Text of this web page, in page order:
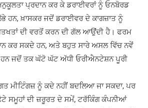
ਪ੍ਰਦਾਨ ਕਰ ਕੇ ਡਰਾਈਵਰਾਂ ਨੂੰ ਓਨਬੋਰਡ
ਹਨ, ਖ਼ਾਸਕਰ ਜਦੋਂ ਡਰਾਈਵਰ ਦੇ ਕਾਗਜ਼ਾਤ ਨੂੰ
ਦੀ ਵਰਤੋਂ ਕਰਨ ਦੀ ਗੱਲ ਆਉਂਦੀ ਹੈ। ਫਰਮ
ਕਰ ਸਕਦੇ ਹਨ, ਅਤੇ ਬਹੁਤ ਸਾਰੇ ਅਸਲ ਵਿੱਚ ਨਵੇਂ
ਜਦੋਂ ਤਕ ਘੱਟੋ ਘੱਟ ਅੱਧੀ ਓਰੀਐਨਟੇਸ਼ਨ ਪੂਰੀ
ਮੀਟਿੰਗਜ਼ ਨੂੰ ਕਦੇ ਨਹੀਂ ਬਦਲਿਆ ਜਾ ਸਕਦਾ, ਪਰ
ਸਮੂਹਾਂ ਦੀ ਜ਼ਰੂਰਤ ਦੇ ਸਮੇਂ, ਟਰੱਕਿੰਗ ਕੰਪਨੀਆਂ